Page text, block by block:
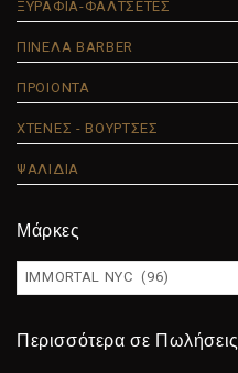
ΞΥΡΑΦΙΑ-ΦΑΛΤΣΕΤΕΣ
ΠΙΝΕΛΑ BARBER
ΠΡΟΙΟΝΤΑ
ΧΤΕΝΕΣ - ΒΟΥΡΤΣΕΣ
ΨΑΛΙΔΙΑ
Μάρκες
Περισσότερα σε Πωλήσεις